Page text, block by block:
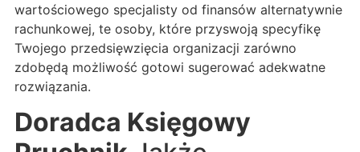
wartościowego specjalisty od finansów alternatywnie
rachunkowej, te osoby, które przyswoją specyfikę
Twojego przedsięwzięcia organizacji zarówno
zdobędą możliwość gotowi sugerować adekwatne
rozwiązania.
Doradca Księgowy